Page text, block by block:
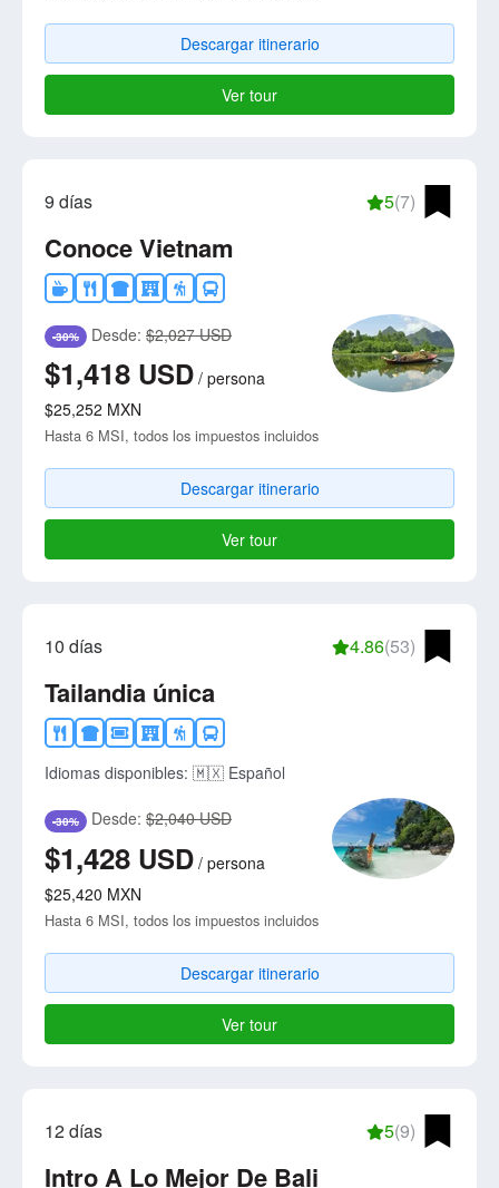
Descargar itinerario
Ver tour
9 días 5(7)
Conoce Vietnam
-30% Desde: $2,027 USD
$1,418 USD / persona
$25,252 MXN
Hasta 6 MSI, todos los impuestos incluidos
Descargar itinerario
Ver tour
10 días 4.86(53)
Tailandia única
Idiomas disponibles: 🇲🇽 Español
-30% Desde: $2,040 USD
$1,428 USD / persona
$25,420 MXN
Hasta 6 MSI, todos los impuestos incluidos
Descargar itinerario
Ver tour
12 días 5(9)
Intro A Lo Mejor De Bali